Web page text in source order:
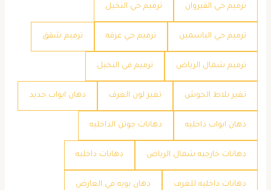
ترميم حي القيروان ترميم حي النخيل
ترميم حي الياسمين ترميم حي عرقه ترميم شقق
ترميم شمال الرياض ترميم في النخيل
تغير بلاط الحوش تغير لون الغرف دهان ابواب حديد
دهان ابواب داخليه دهانات جوتن الداخليه
دهانات خارجيه شمال الرياض دهانات داخليه
دهانات داخليه للغرف دهان بويه في العارض